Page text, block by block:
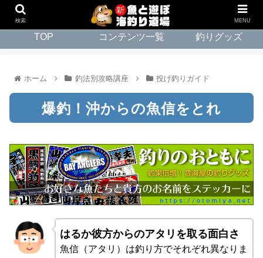
TOP コンテンツ一覧 釣りグッズ
ホーム 釣法別攻略講座 投げ釣りガイド
爆釣！沖からの魚信をとれ
はるか彼方からのアタリを取る面白さ
魚信（アタリ）は釣り方でそれぞれ異なりま
検索 MENU